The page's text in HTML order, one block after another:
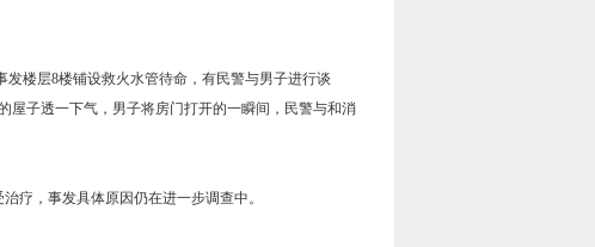
楼层8楼铺设救火水管待命，有民警与男子进行谈
屋子透一下气，男子将房门打开的一瞬间，民警与和消
，事发具体原因仍在进一步调查中。